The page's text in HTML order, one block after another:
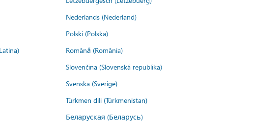
Nederlands (Nederland)
Polski (Polska)
Română (România)
Slovenčina (Slovenská republika)
Svenska (Sverige)
Türkmen dili (Türkmenistan)
Беларуская (Беларусь)